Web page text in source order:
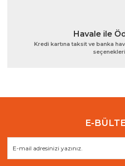
Havale ile
Kredi kartına taksit ve banka
seçenekleri
E-